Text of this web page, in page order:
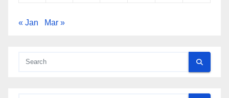
« Jan Mar »